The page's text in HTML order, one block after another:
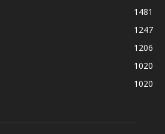
1481
1247
1206
1020
1020